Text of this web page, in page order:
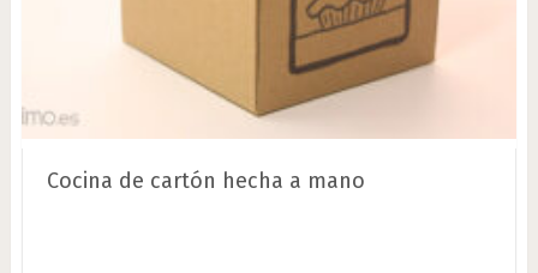
Cocina de cartón hecha a mano